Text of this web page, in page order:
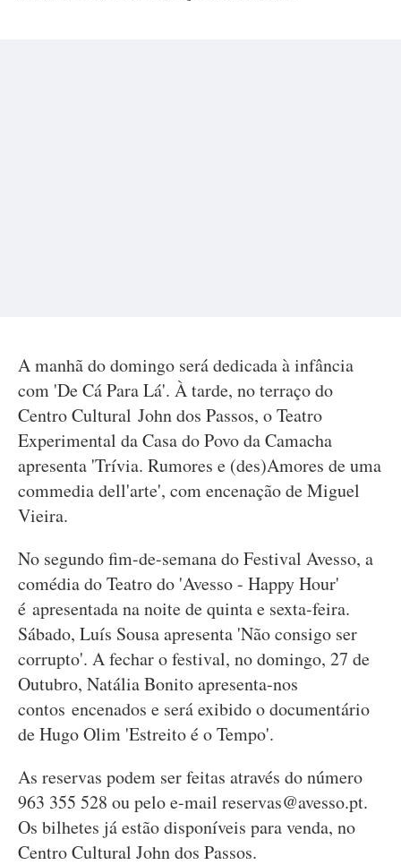
A manhã do domingo será dedicada à infância
com 'De Cá Para Lá'. À tarde, no terraço do
Centro Cultural John dos Passos, o Teatro
Experimental da Casa do Povo da Camacha
apresenta 'Trívia. Rumores e (des)Amores de uma
commedia dell'arte', com encenação de Miguel
Vieira.
No segundo fim-de-semana do Festival Avesso, a
comédia do Teatro do 'Avesso - Happy Hour'
é apresentada na noite de quinta e sexta-feira.
Sábado, Luís Sousa apresenta 'Não consigo ser
corrupto'. A fechar o festival, no domingo, 27 de
Outubro, Natália Bonito apresenta-nos
contos encenados e será exibido o documentário
de Hugo Olim 'Estreito é o Tempo'.
As reservas podem ser feitas através do número
963 355 528 ou pelo e-mail reservas@avesso.pt.
Os bilhetes já estão disponíveis para venda, no
Centro Cultural John dos Passos.